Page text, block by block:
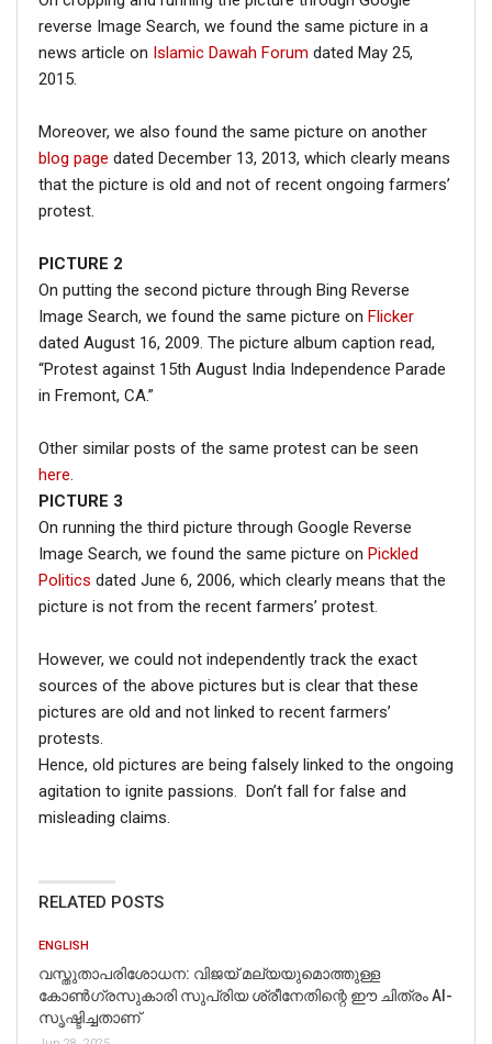
reverse Image Search, we found the same picture in a
news article on Islamic Dawah Forum dated May 25,
2015.
Moreover, we also found the same picture on another
blog page dated December 13, 2013, which clearly means
that the picture is old and not of recent ongoing farmers’
protest.
PICTURE 2
On putting the second picture through Bing Reverse
Image Search, we found the same picture on Flicker
dated August 16, 2009. The picture album caption read,
“Protest against 15th August India Independence Parade
in Fremont, CA.”
Other similar posts of the same protest can be seen
here.
PICTURE 3
On running the third picture through Google Reverse
Image Search, we found the same picture on Pickled
Politics dated June 6, 2006, which clearly means that the
picture is not from the recent farmers’ protest.
However, we could not independently track the exact
sources of the above pictures but is clear that these
pictures are old and not linked to recent farmers’
protests.
Hence, old pictures are being falsely linked to the ongoing
agitation to ignite passions. Don’t fall for false and
misleading claims.
RELATED POSTS
ENGLISH
വസ്തുതാപരിശോധന: വിജയ് മല്യയുമൊത്തുള്ള
കോൺഗ്രസുകാരി സുപ്രിയ ശ്രീനേതിന്റെ ഈ ചിത്രം AI-
സൃഷ്ടിച്ചതാണ്